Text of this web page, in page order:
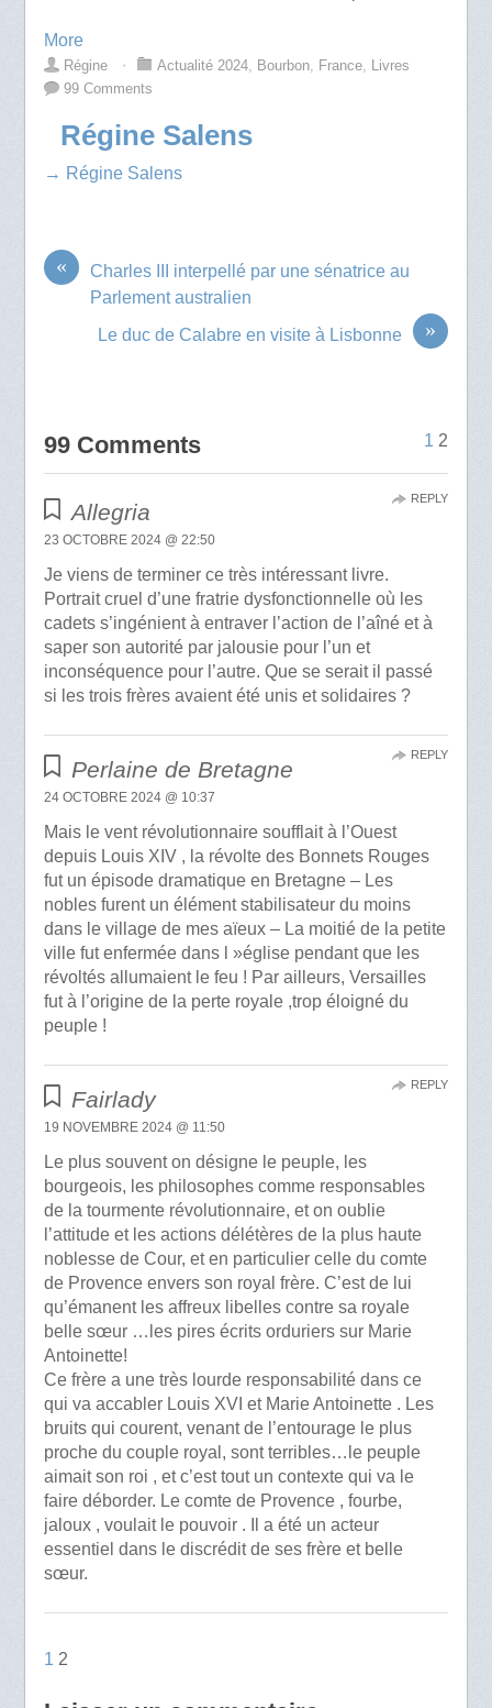
More
Régine ⋅ Actualité 2024, Bourbon, France, Livres
99 Comments
Régine Salens
→ Régine Salens
«
Charles III interpellé par une sénatrice au
Parlement australien
»
Le duc de Calabre en visite à Lisbonne
99 Comments 1 2
Allegria
23 OCTOBRE 2024 @ 22:50
Je viens de terminer ce très intéressant livre.
Portrait cruel d’une fratrie dysfonctionnelle où les
cadets s’ingénient à entraver l’action de l’aîné et à
saper son autorité par jalousie pour l’un et
inconséquence pour l’autre. Que se serait il passé
si les trois frères avaient été unis et solidaires ?
REPLY
Perlaine de Bretagne
24 OCTOBRE 2024 @ 10:37
Mais le vent révolutionnaire soufflait à l’Ouest
depuis Louis XIV , la révolte des Bonnets Rouges
fut un épisode dramatique en Bretagne – Les
nobles furent un élément stabilisateur du moins
dans le village de mes aïeux – La moitié de la petite
ville fut enfermée dans l »église pendant que les
révoltés allumaient le feu ! Par ailleurs, Versailles
fut à l’origine de la perte royale ,trop éloigné du
peuple !
REPLY
Fairlady
19 NOVEMBRE 2024 @ 11:50
Le plus souvent on désigne le peuple, les
bourgeois, les philosophes comme responsables
de la tourmente révolutionnaire, et on oublie
l’attitude et les actions délétères de la plus haute
noblesse de Cour, et en particulier celle du comte
de Provence envers son royal frère. C’est de lui
qu’émanent les affreux libelles contre sa royale
belle sœur …les pires écrits orduriers sur Marie
Antoinette!
Ce frère a une très lourde responsabilité dans ce
qui va accabler Louis XVI et Marie Antoinette . Les
bruits qui courent, venant de l’entourage le plus
proche du couple royal, sont terribles…le peuple
aimait son roi , et c’est tout un contexte qui va le
faire déborder. Le comte de Provence , fourbe,
jaloux , voulait le pouvoir . Il a été un acteur
essentiel dans le discrédit de ses frère et belle
sœur.
REPLY
1 2